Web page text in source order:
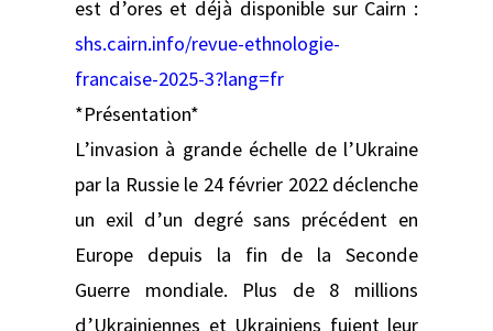
est d’ores et déjà disponible sur Cairn :
shs.cairn.info/revue-ethnologie-
francaise-2025-3?lang=fr
*Présentation*
L’invasion à grande échelle de l’Ukraine
par la Russie le 24 février 2022 déclenche
un exil d’un degré sans précédent en
Europe depuis la fin de la Seconde
Guerre mondiale. Plus de 8 millions
d’Ukrainiennes et Ukrainiens fuient leur